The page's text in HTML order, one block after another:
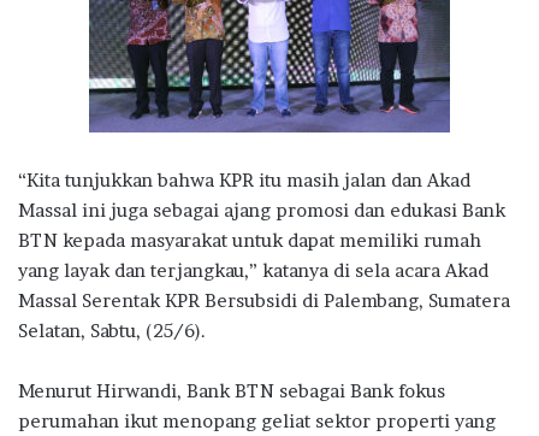
“Kita tunjukkan bahwa KPR itu masih jalan dan Akad
Massal ini juga sebagai ajang promosi dan edukasi Bank
BTN kepada masyarakat untuk dapat memiliki rumah
yang layak dan terjangkau,” katanya di sela acara Akad
Massal Serentak KPR Bersubsidi di Palembang, Sumatera
Selatan, Sabtu, (25/6).
Menurut Hirwandi, Bank BTN sebagai Bank fokus
perumahan ikut menopang geliat sektor properti yang